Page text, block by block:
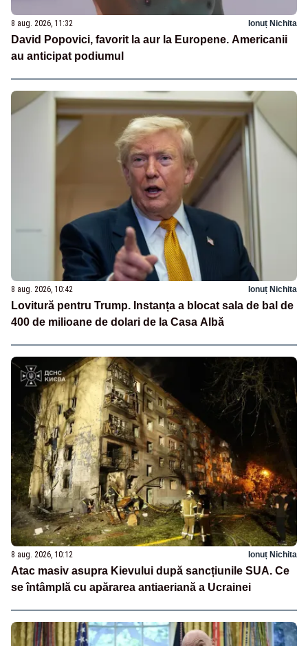
8 aug. 2026, 11:32 Ionuț Nichita
David Popovici, favorit la aur la Europene. Americanii
au anticipat podiumul
8 aug. 2026, 10:42 Ionuț Nichita
Lovitură pentru Trump. Instanța a blocat sala de bal de
400 de milioane de dolari de la Casa Albă
8 aug. 2026, 10:12 Ionuț Nichita
Atac masiv asupra Kievului după sancțiunile SUA. Ce
se întâmplă cu apărarea antiaeriană a Ucrainei